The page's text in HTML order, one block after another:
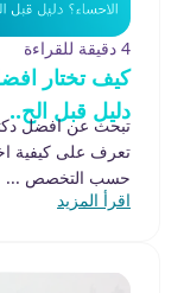
4 دقيقة للقراءة
كيف تختار
دليل قبل الح..
تبحث عن افضل
تعرف على كيفية
حسب التخصص ...
اقرأ المزيد